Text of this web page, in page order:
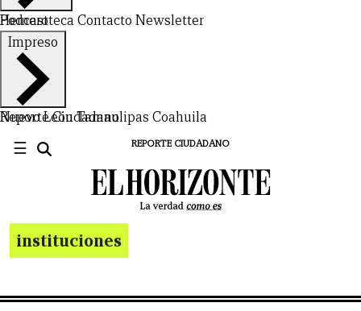
Hemeroteca Contacto Newsletter
Podcast
Impreso
Nuevo LeónTamaulipas Coahuila
Reporte Ciudadano
☰ REPORTE CIUDADANO
instituciones